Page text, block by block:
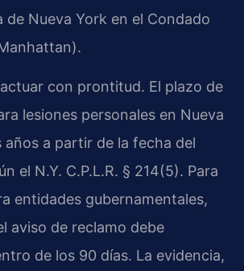
de Nueva York en el Condado
con prontitud. El plazo de
lesiones personales en Nueva
años a partir de la fecha del
el N.Y. C.P.L.R. § 214(5). Para
entidades gubernamentales,
aviso de reclamo debe
de los 90 días. La evidencia,